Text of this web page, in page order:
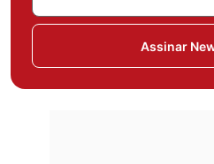
Assinar